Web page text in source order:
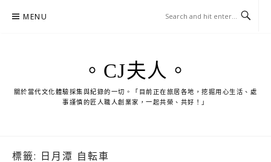
MENU
。CJ夫人。
關於當代文化體驗採集與紀錄的一切。「目前正在旅居各地，挖掘用心生活、處
事謹慎的匠人職人創業家，一起共榮、共好！」
標籤: 日月潭 自転車